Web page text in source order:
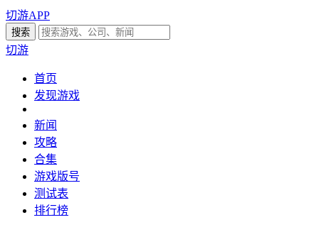
切游APP
切游
首页
发现游戏
新闻
攻略
合集
游戏版号
测试表
排行榜